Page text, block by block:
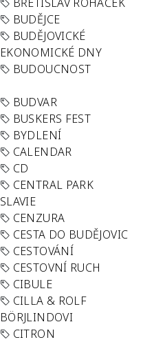
BUDĚJCE
BUDĚJOVICKÉ
EKONOMICKÉ DNY
BUDOUCNOST
BUDVAR
BUSKERS FEST
BYDLENÍ
CALENDAR
CD
CENTRAL PARK
SLAVIE
CENZURA
CESTA DO BUDĚJOVIC
CESTOVÁNÍ
CESTOVNÍ RUCH
CIBULE
CILLA & ROLF
BÖRJLINDOVI
CITRON